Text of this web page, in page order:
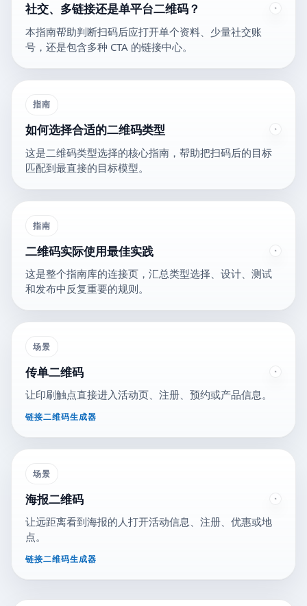
社交、多链接还是单平台二维码？
本指南帮助判断扫码后应打开单个资料、少量社交账
号，还是包含多种 CTA 的链接中心。
指南
如何选择合适的二维码类型
这是二维码类型选择的核心指南，帮助把扫码后的目标
匹配到最直接的目标模型。
指南
二维码实际使用最佳实践
这是整个指南库的连接页，汇总类型选择、设计、测试
和发布中反复重要的规则。
场景
传单二维码
让印刷触点直接进入活动页、注册、预约或产品信息。
链接二维码生成器
场景
海报二维码
让远距离看到海报的人打开活动信息、注册、优惠或地
点。
链接二维码生成器